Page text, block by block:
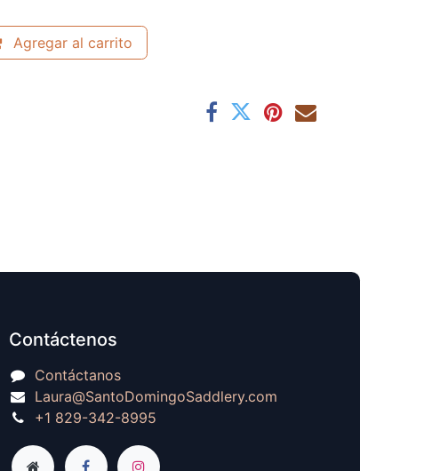
Agregar al carrito
Contáctenos
Contáctanos
Laura@SantoDomingoSaddlery.com
+1 829-342-8995